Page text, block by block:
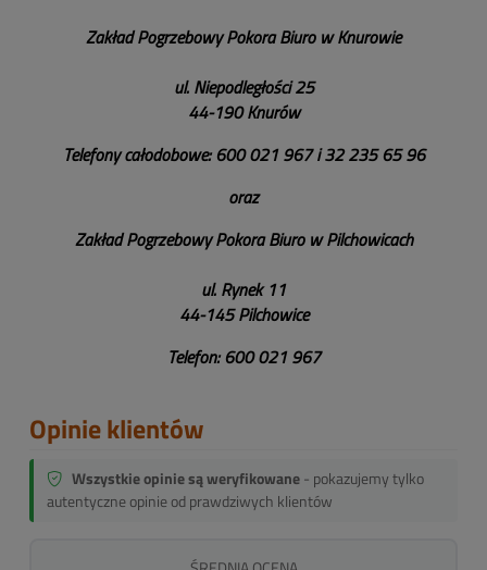
Zakład Pogrzebowy PokoraBiuro w Knurowie
ul. Niepodległości 25
44-190 Knurów
Telefony całodobowe: 600 021 967 i32 235 65 96
oraz
Zakład Pogrzebowy PokoraBiuro w Pilchowicach
ul. Rynek 11
44-145 Pilchowice
Telefon: 600 021 967
Opinie klientów
Wszystkie opinie są weryfikowane- pokazujemy tylko
autentyczne opinie od prawdziwych klientów